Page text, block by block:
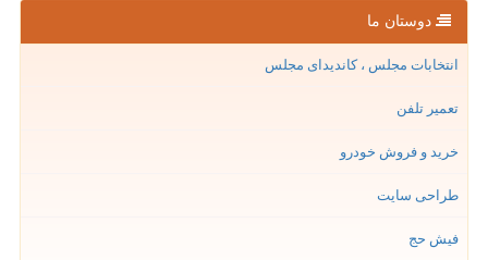
دوستان ما
انتخابات مجلس ، کاندیدای مجلس
تعمیر تلفن
خرید و فروش خودرو
طراحی سایت
فیش حج